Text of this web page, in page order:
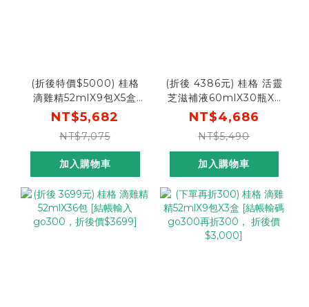
(折後特價$5000) 桂格
滴雞精52mlX9包X5盒
[結帳輸入go88，折後價
$5000]
NT$5,682
NT$7,075
加入購物車
(折後 4386元) 桂格 活靈
芝滋補液60mlX30瓶X3
盒(箱) [結帳輸入
go300，折後價$4386]
NT$4,686
NT$5,490
加入購物車